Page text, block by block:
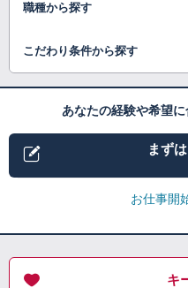
職種から探す
こだわり条件から探す
あなたの経験や希望
まず
お仕事開
キ